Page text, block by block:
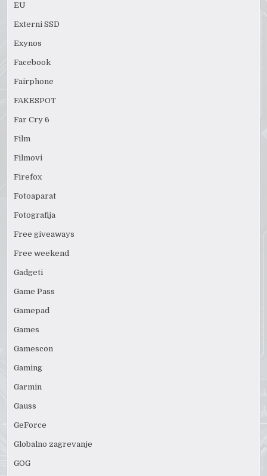
EU
Externi SSD
Exynos
Facebook
Fairphone
FAKESPOT
Far Cry 6
Film
Filmovi
Firefox
Fotoaparat
Fotografija
Free giveaways
Free weekend
Gadgeti
Game Pass
Gamepad
Games
Gamescon
Gaming
Garmin
Gauss
GeForce
Globalno zagrevanje
GOG